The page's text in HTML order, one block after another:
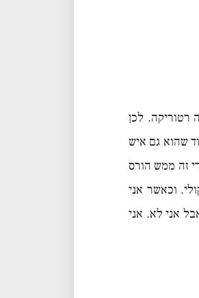
רטוריקה. לכן
שהוא גם איש
זה ממש הורס
וכאשר אני
אני לא. אני